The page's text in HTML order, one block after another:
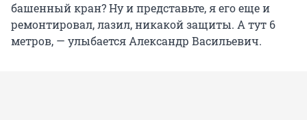
башенный кран? Ну и представьте, я его еще и
ремонтировал, лазил, никакой защиты. А тут 6
метров, — улыбается Александр Васильевич.